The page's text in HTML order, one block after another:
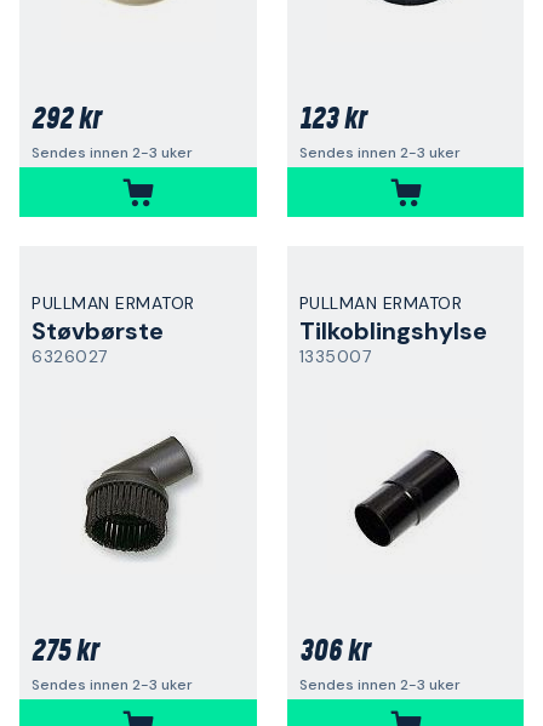
292 kr
Sendes innen 2-3 uker
123 kr
Sendes innen 2-3 uker
PULLMAN ERMATOR
Støvbørste
6326027
275 kr
Sendes innen 2-3 uker
PULLMAN ERMATOR
Tilkoblingshylse
1335007
306 kr
Sendes innen 2-3 uker